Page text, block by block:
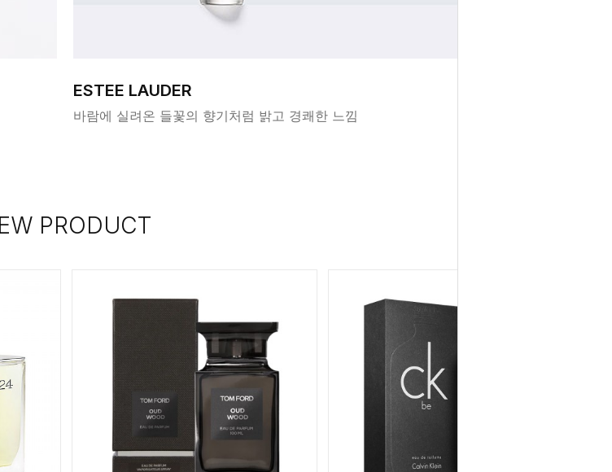
ESTEE LAUDER
바람에 실려온 들꽃의 향기처럼 밝고 경쾌한 느낌
PRODUCT